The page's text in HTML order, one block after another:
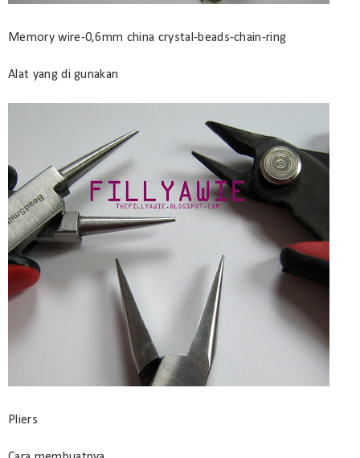
Memory wire-0,6mm china crystal-beads-chain-ring
Alat yang di gunakan
Pliers